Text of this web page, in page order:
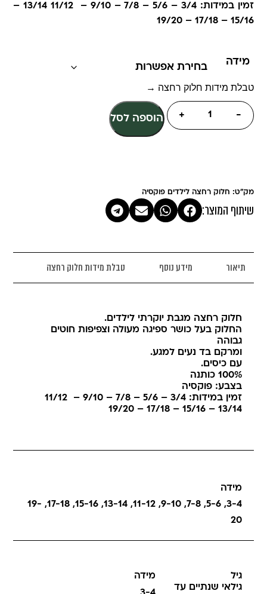
זמין במידות: 3/4 – 5/6 – 7/8 – 9/10 – 11/12 13/14 –
15/16 – 17/18 – 19/20
מידה
טבלת מידות חלוק רחצה →
-
+ הוספה לסל
מק"ט: חלוק רחצה לילדים פוקסיה
שיתוף המוצר:
תיאור מידע נוסף טבלת מידות חלוק רחצה
חלוק רחצה מגבת יוקרתי לילדים.
החלוק בעל כושר ספיגה מעולה וצפיפות חוטים
גבוהה
ומרקם בד נעים למגע.
עם כיסים.
100% כותנה
בצבע: פוקסיה
זמין במידות: 3/4 – 5/6 – 7/8 – 9/10 – 11/12
13/14 – 15/16 – 17/18 – 19/20
מידה
3-4
,
5-6
,
7-8
,
9-10
,
11-12
,
13-14
,
15-16
,
17-18
,
19-
20
גיל
מידה
גילאי שנתיים עד